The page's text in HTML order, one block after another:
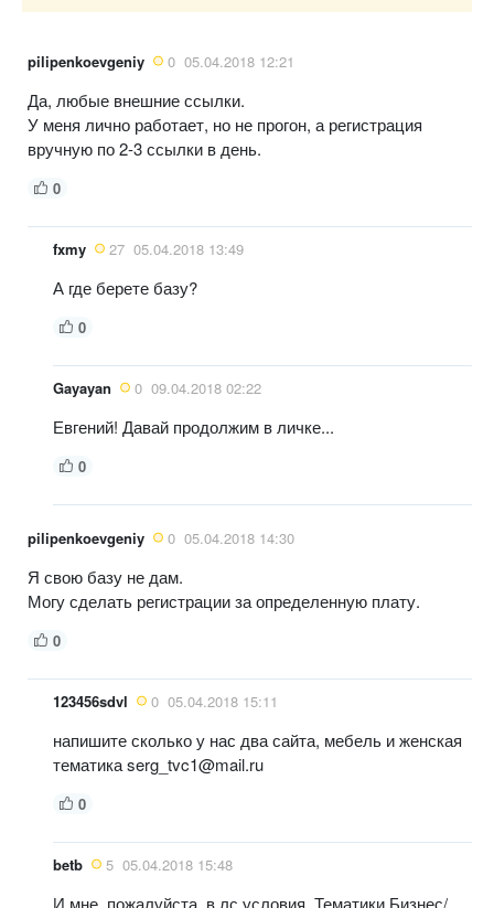
pilipenkoevgeniy 0 05.04.2018 12:21
Да, любые внешние ссылки.
У меня лично работает, но не прогон, а регистрация
вручную по 2-3 ссылки в день.
0
fxmy 27 05.04.2018 13:49
А где берете базу?
0
Gayayan 0 09.04.2018 02:22
Евгений! Давай продолжим в личке...
0
pilipenkoevgeniy 0 05.04.2018 14:30
Я свою базу не дам.
Могу сделать регистрации за определенную плату.
0
123456sdvl 0 05.04.2018 15:11
напишите сколько у нас два сайта, мебель и женская
тематика serg_tvc1@mail.ru
0
betb 5 05.04.2018 15:48
И мне, пожалуйста, в лс условия. Тематики Бизнес/